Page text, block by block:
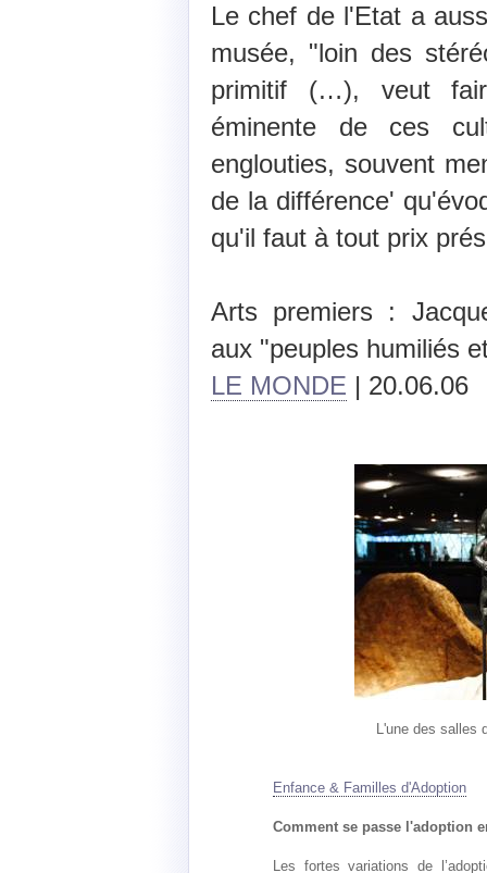
Le chef de l'Etat a
musée, "loin des
primitif (…), veut
éminente de ces
englouties, souvent
de la différence'
qu'il faut à tout prix
Arts premiers :
aux "peuples humiliés
LE MONDE | 20.06.06
L'une des salles
Enfance & Familles d'Adoption
Comment se passe l'adoption
Les fortes variations de